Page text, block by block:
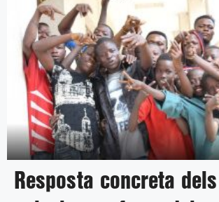
Resposta concreta dels